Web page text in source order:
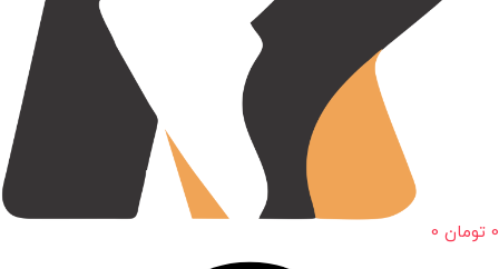
0 تومان 0